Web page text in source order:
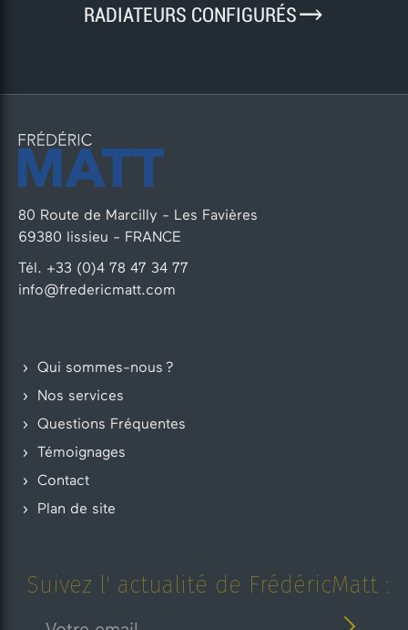
RADIATEURS CONFIGURÉS9
80 Route de Marcilly - Les Favières
69380 lissieu - FRANCE
Tél. +33 (0)4 78 47 34 77
info@fredericmatt.com
Qui sommes-nous ?
Nos services
Questions Fréquentes
Témoignages
Contact
Plan de site
Suivez l' actualité de FrédéricMatt :